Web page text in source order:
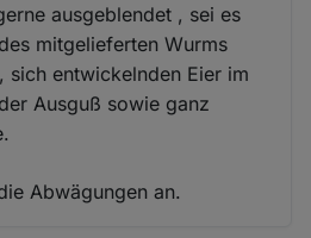
ausgeblendet , sei es
mitgelieferten Wurms
sich entwickelnden Eier im
Ausguß sowie ganz
Abwägungen an.